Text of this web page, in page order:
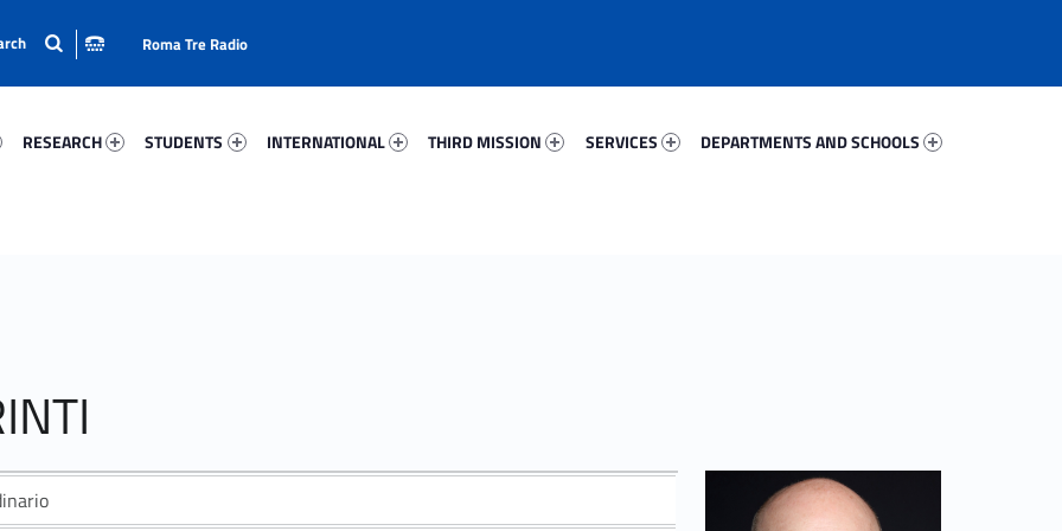
RESEARCH
STUDENTS
INTERNATIONAL
THIRD MISSION
SERVICES
DEPARTMENTS AND SCHOOLS
Roma Tre Radio